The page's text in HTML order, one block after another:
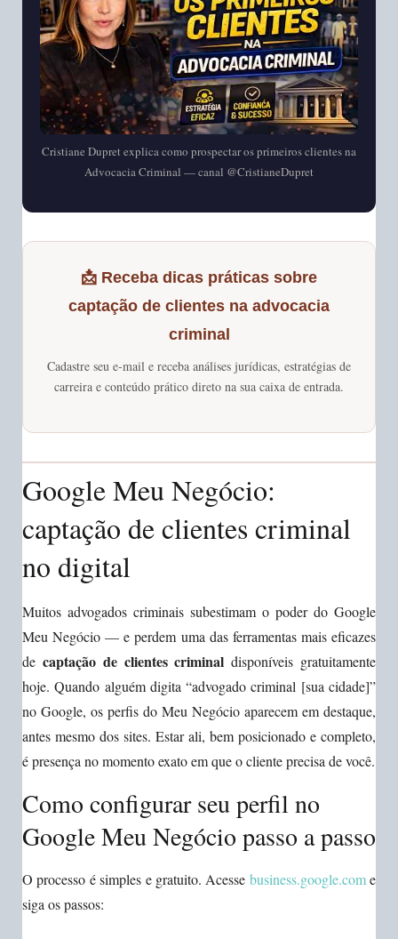
Cristiane Dupret explica como prospectar os primeiros clientes na
Advocacia Criminal — canal @CristianeDupret
📩 Receba dicas práticas sobre
captação de clientes na advocacia
criminal
Cadastre seu e-mail e receba análises jurídicas, estratégias de
carreira e conteúdo prático direto na sua caixa de entrada.
Google Meu Negócio:
captação de clientes criminal
no digital
Muitos advogados criminais subestimam o poder do Google
Meu Negócio — e perdem uma das ferramentas mais eficazes
de captação de clientes criminal disponíveis gratuitamente
hoje. Quando alguém digita “advogado criminal [sua cidade]”
no Google, os perfis do Meu Negócio aparecem em destaque,
antes mesmo dos sites. Estar ali, bem posicionado e completo,
é presença no momento exato em que o cliente precisa de você.
Como configurar seu perfil no
Google Meu Negócio passo a passo
O processo é simples e gratuito. Acesse business.google.come
siga os passos: